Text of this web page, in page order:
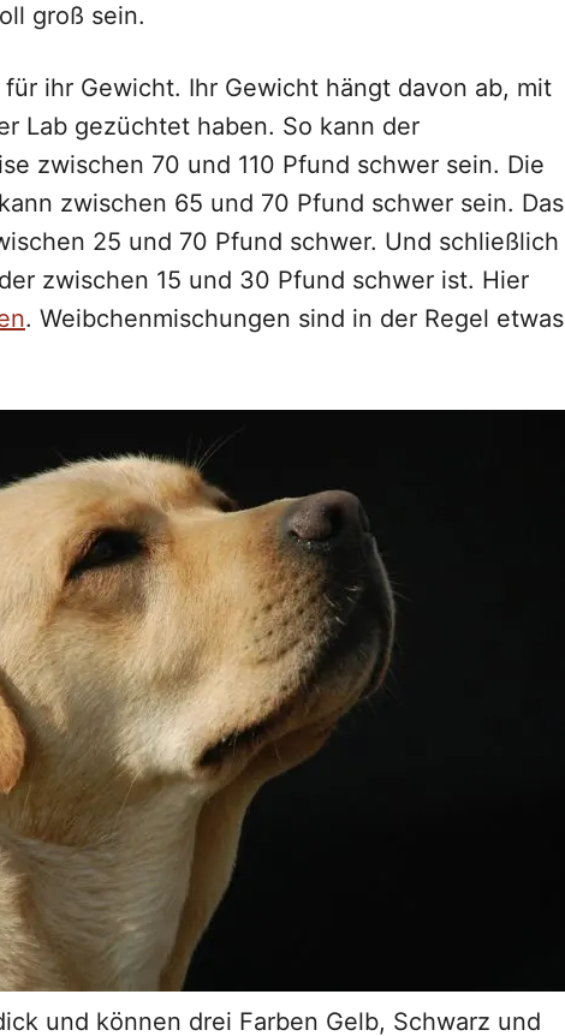
groß sein.
ihr Gewicht. Ihr Gewicht hängt davon ab, mit
Lab gezüchtet haben. So kann der
zwischen 70 und 110 Pfund schwer sein. Die
zwischen 65 und 70 Pfund schwer sein. Das
25 und 70 Pfund schwer. Und schließlich
zwischen 15 und 30 Pfund schwer ist. Hier
. Weibchenmischungen sind in der Regel etwas
und können drei Farben Gelb, Schwarz und